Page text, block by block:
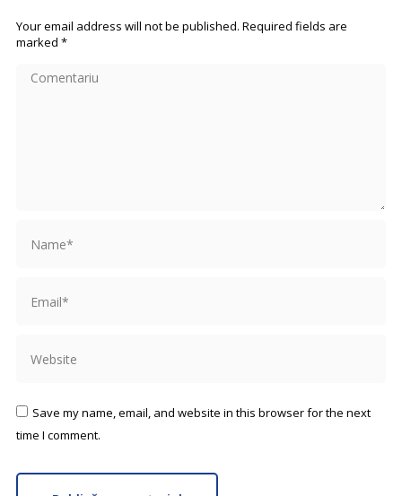
Your email address will not be published. Required fields are
marked *
Comentariu
Save my name, email, and website in this browser for the next
time I comment.